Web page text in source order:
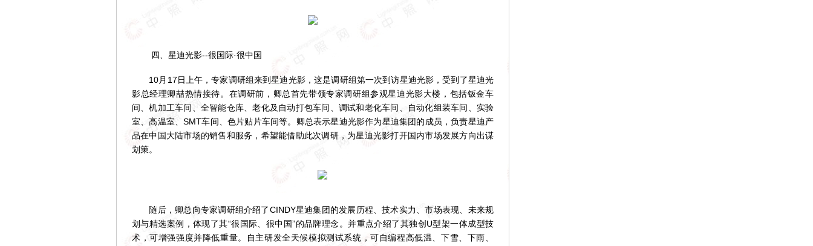
四、星迪光影--很国际·很中国
10月17日上午，专家调研组来到星迪光影，这是调研组第一次到访星迪光影，受到了星迪光
影总经理卿喆热情接待。在调研前，卿总首先带领专家调研组参观星迪光影大楼，包括钣金车
间、机加工车间、全智能仓库、老化及自动打包车间、调试和老化车间、自动化组装车间、实验
室、高温室、SMT车间、色片贴片车间等。卿总表示星迪光影作为星迪集团的成员，负责星迪产
品在中国大陆市场的销售和服务，希望能借助此次调研，为星迪光影打开国内市场发展方向出谋
划策。
随后，卿总向专家调研组介绍了CINDY星迪集团的发展历程、技术实力、市场表现、未来规
划与精选案例，体现了其“很国际、很中国”的品牌理念。并重点介绍了其独创U型架一体成型技
术，可增强强度并降低重量。自主研发全天候模拟测试系统，可自编程高低温、下雪、下雨、